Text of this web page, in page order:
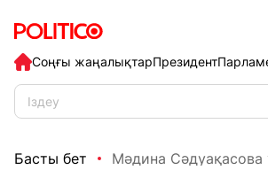
Соңғы жаңалықтарПрезидент
Басты бет Мәдина